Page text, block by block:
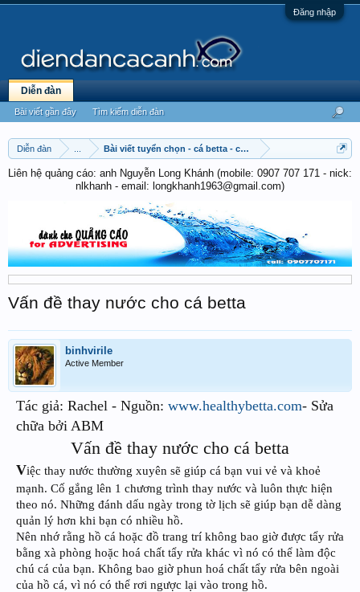
Đăng nhập
Diễn đàn Bài viết tuyển chọn - cá betta - cá cờ
Liên hệ quảng cáo: anh Nguyễn Long Khánh (mobile: 0907 707 171 - nick:
nlkhanh - email: longkhanh1963@gmail.com)
Vấn đề thay nước cho cá betta
binhvirile
Active Member
Tác giả: Rachel - Nguồn: www.healthybetta.com- Sửa
chữa bởi ABM
Vấn đề thay nước cho cá betta
Việc thay nước thường xuyên sẽ giúp cá bạn vui vẻ và khoẻ
mạnh. Cố gắng lên 1 chương trình thay nước và luôn thực hiện
theo nó. Những đánh dấu ngày trong tờ lịch sẽ giúp bạn dễ dàng
quản lý hơn khi bạn có nhiều hồ.
Nên nhớ rằng hồ cá hoặc đồ trang trí không bao giờ được tẩy rửa
bằng xà phòng hoặc hoá chất tẩy rửa khác vì nó có thể làm độc
chú cá của bạn. Không bao giờ phun hoá chất tẩy rửa bên ngoài
của hồ cá, vì nó có thể rơi ngược lại vào trong hồ.
Diễn đàn
Bài viết gần đây Tìm kiếm diễn đàn